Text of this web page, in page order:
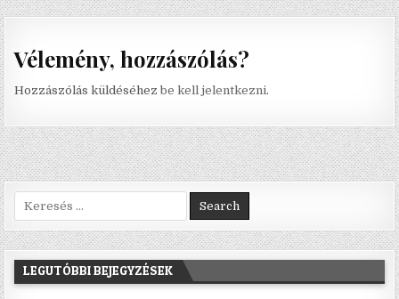
Vélemény, hozzászólás?
Hozzászólás küldéséhezbe kell jelentkezni.
Search for:
LEGUTÓBBI BEJEGYZÉSEK